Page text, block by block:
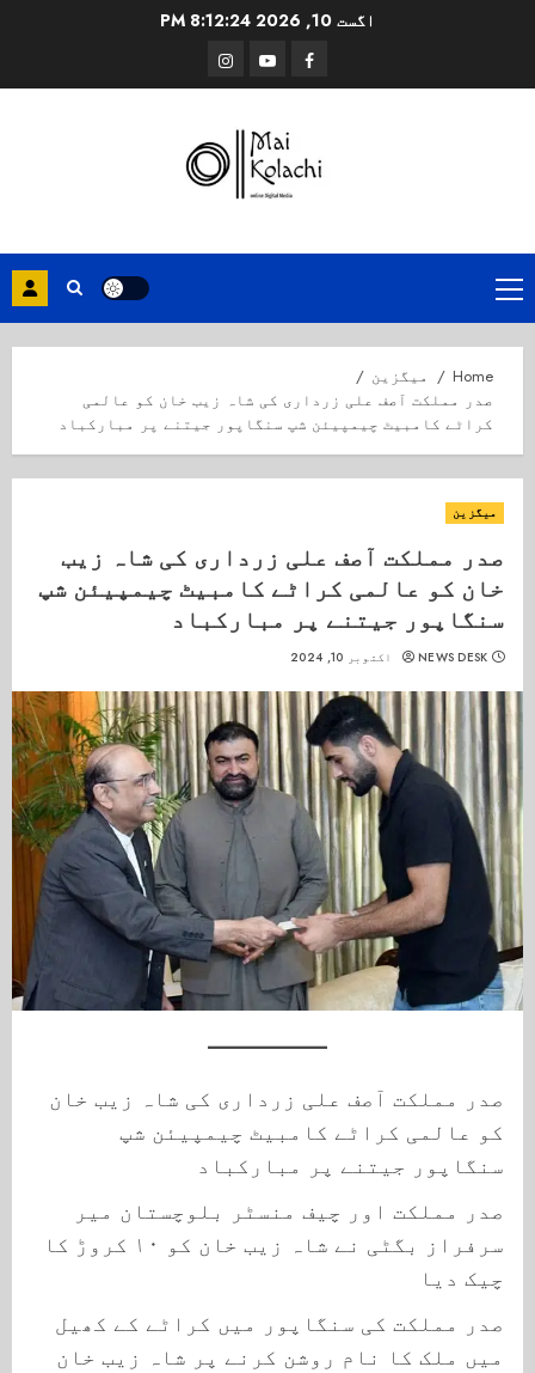
اگست 10, 2026 8:12:25 PM
Facebook
Youtube
Instagram
Primary
Menu
Home
میگزین
صدر مملکت آصف علی زرداری کی شاہ زیب خان کو عالمی
کراٹے کامبیٹ چیمپیئن شپ سنگاپور جیتنے پر مبارکباد
میگزین
صدر مملکت آصف علی زرداری کی شاہ زیب
خان کو عالمی کراٹے کامبیٹ چیمپیئن شپ
سنگاپور جیتنے پر مبارکباد
NEWS DESK اکتوبر 10, 2024
صدر مملکت آصف علی زرداری کی شاہ زیب خان
کو عالمی کراٹے کامبیٹ چیمپیئن شپ
سنگاپور جیتنے پر مبارکباد
صدر مملکت اور چیف منسٹر بلوچستان میر
سرفراز بگٹی نے شاہ زیب خان کو ۱۰ کروڑ کا
چیک دیا
صدر مملکت کی سنگاپور میں کراٹے کے کھیل
میں ملک کا نام روشن کرنے پر شاہ زیب خان